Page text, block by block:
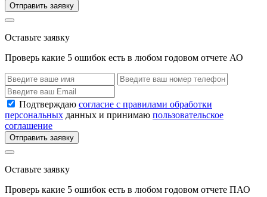
Отправить заявку
Оставьте заявку
Проверь какие 5 ошибок есть в любом годовом отчете АО
Подтверждаю согласие с правилами обработки
персональных данных и принимаю пользовательское
соглашение
Отправить заявку
Оставьте заявку
Проверь какие 5 ошибок есть в любом годовом отчете ПАО